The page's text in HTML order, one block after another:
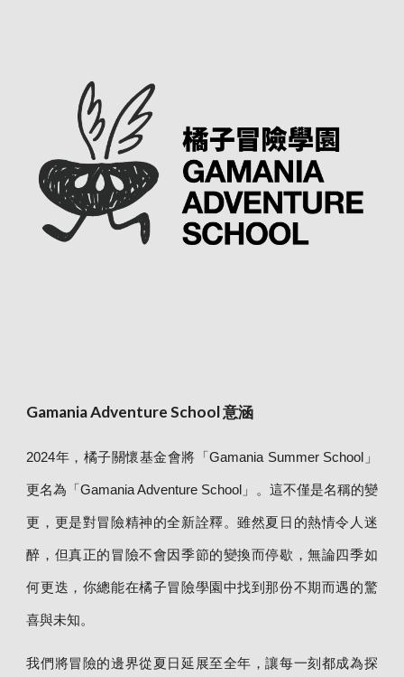
Gamania Adventure School 意涵
2024年，橘子關懷基金會將「Gamania Summer School」
更名為「Gamania Adventure School」。這不僅是名稱的變
更，更是對冒險精神的全新詮釋。雖然夏日的熱情令人迷
醉，但真正的冒險不會因季節的變換而停歇，無論四季如
何更迭，你總能在橘子冒險學園中找到那份不期而遇的驚
喜與未知。
我們將冒險的邊界從夏日延展至全年，讓每一刻都成為探